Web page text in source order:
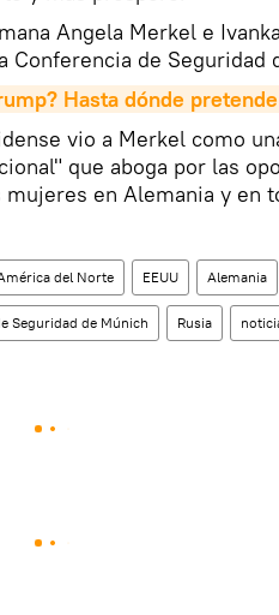
Angela Merkel e
Conferencia de Seguridad
? Hasta dónde
vio a Merkel como
que aboga por las
en Alemania y en
del Norte EEUU Alemania
Seguridad de Múnich Rusia